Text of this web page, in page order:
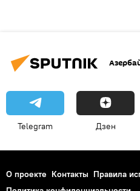
Telegram Дзен
О проекте Контакты Правила